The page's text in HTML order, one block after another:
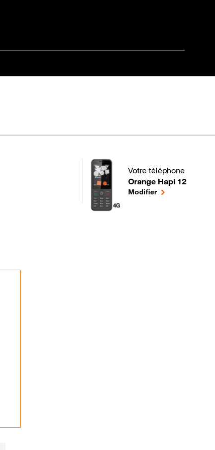
Votre téléphone
Orange Hapi 12
pour votre Orange Hapi
Modifierle téléphone